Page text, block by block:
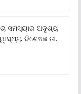
ସମସ୍ୟାର ଅଦୃଶ୍ୟ
ବିଶେଷଜ୍ଞ ଡା.